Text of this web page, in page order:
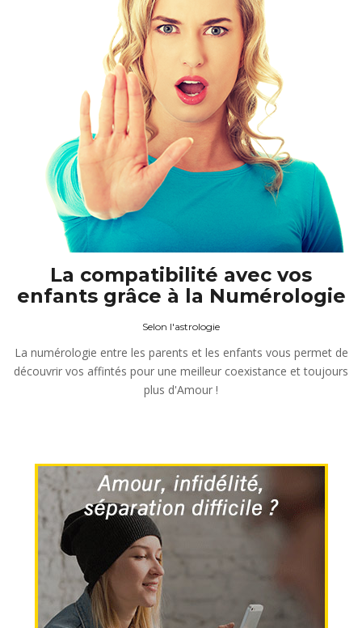
La compatibilité avec vos
enfants grâce à la Numérologie
Selon l'astrologie
La numérologie entre les parents et les enfants vous permet de
découvrir vos affintés pour une meilleur coexistance et toujours
plus d'Amour !